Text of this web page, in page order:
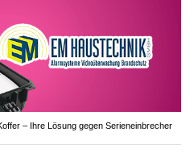
– Ihre Lösung gegen Serieneinbrecher